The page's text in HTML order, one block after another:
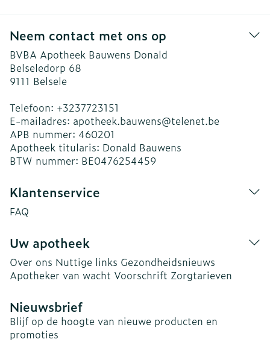
Neem contact met ons op
BVBA Apotheek Bauwens Donald
Belseledorp 68
9111 Belsele
Telefoon: +3237723151
E-mailadres: apotheek.bauwens@telenet.be
APB nummer: 460201
Apotheek titularis: Donald Bauwens
BTW nummer: BE0476254459
Klantenservice
FAQ
Uw apotheek
Over ons Nuttige links Gezondheidsnieuws
Apotheker van wacht Voorschrift Zorgtarieven
Nieuwsbrief
Blijf op de hoogte van nieuwe producten en
promoties